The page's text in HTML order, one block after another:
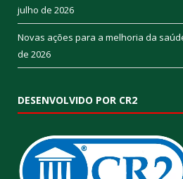
julho de 2026
Novas ações para a melhoria da
de 2026
DESENVOLVIDO POR CR2